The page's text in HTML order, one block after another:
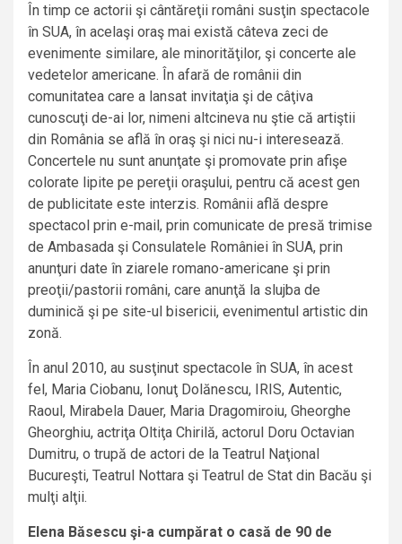
În timp ce actorii şi cântăreţii români susţin spectacole
în SUA, în acelaşi oraş mai există câteva zeci de
evenimente similare, ale minorităţilor, şi concerte ale
vedetelor americane. În afară de românii din
comunitatea care a lansat invitaţia şi de câţiva
cunoscuţi de-ai lor, nimeni altcineva nu ştie că artiştii
din România se află în oraş şi nici nu-i interesează.
Concertele nu sunt anunţate şi promovate prin afişe
colorate lipite pe pereţii oraşului, pentru că acest gen
de publicitate este interzis. Românii află despre
spectacol prin e-mail, prin comunicate de presă trimise
de Ambasada şi Consulatele României în SUA, prin
anunţuri date în ziarele romano-americane şi prin
preoţii/pastorii români, care anunţă la slujba de
duminică şi pe site-ul bisericii, evenimentul artistic din
zonă.
În anul 2010, au susţinut spectacole în SUA, în acest
fel, Maria Ciobanu, Ionuţ Dolănescu, IRIS, Autentic,
Raoul, Mirabela Dauer, Maria Dragomiroiu, Gheorghe
Gheorghiu, actriţa Oltiţa Chirilă, actorul Doru Octavian
Dumitru, o trupă de actori de la Teatrul Naţional
Bucureşti, Teatrul Nottara şi Teatrul de Stat din Bacău şi
mulţi alţii.
Elena Băsescu şi-a cumpărat o casă de 90 de